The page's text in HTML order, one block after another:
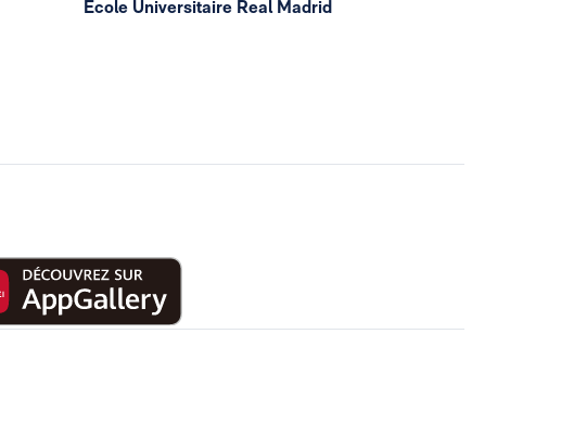
École Universitaire Real Madrid